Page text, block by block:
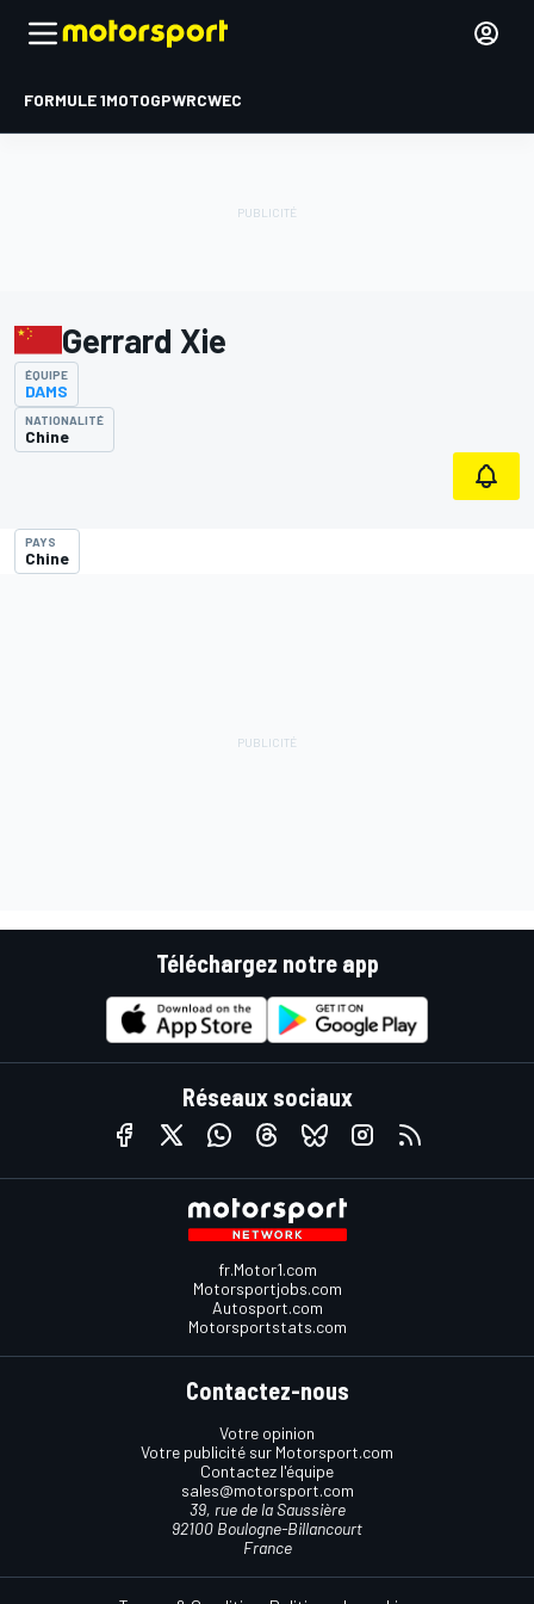
FORMULE 1MOTOGPWRCWEC
Gerrard Xie
ÉQUIPE
DAMS
NATIONALITÉ
Chine
PAYS
Chine
Téléchargez notre app
Réseaux sociaux
fr.Motor1.com
Motorsportjobs.com
Autosport.com
Motorsportstats.com
Contactez-nous
Votre opinion
Votre publicité sur Motorsport.com
Contactez l'équipe
sales@motorsport.com
39, rue de la Saussière
92100 Boulogne-Billancourt
France